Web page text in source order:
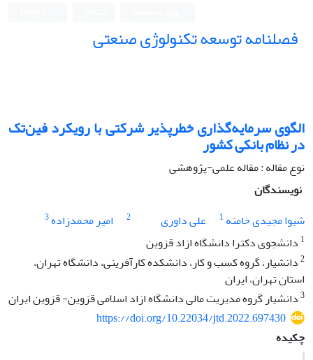
فصلنامه توسعه تکنولوژی صنعتی
الگوی سرمایه‌گذاری خطرپذیر شرکتی با رویکرد فین‌تک
در نظام بانکی کشور
نوع مقاله : مقاله علمی-پژوهشی
نویسندگان
شیوا مجیدی خامنه 1 علی داوری 2 امیر محمدزاده3
1 دانشجوی دکترا دانشگاه ازاد قزوین
2دانشیار، گروه کسب و کار، دانشکده کارآفرینی، دانشگاه تهران،
استان تهران، ایران
3دانشیار گروه مدیریت مالی دانشگاه ازاد اسلامی قزوین- قزوین ایران
https://doi.org/10.22034/jtd.2022.697430
چکیده